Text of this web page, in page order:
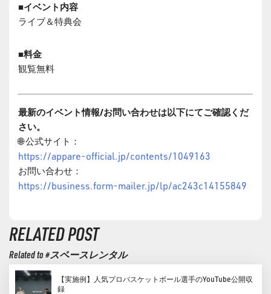
■イベント内容
ライブ＆特典会
■料金
観覧無料
最新のイベント情報/お問い合わせは以下にてご確認くだ
さい。
🌐 公式サイト：
https://appare-official.jp/contents/1049163
お問い合わせ：
https://business.form-mailer.jp/lp/ac243c14155849
RELATED POST
Related to #スペースレンタル
【実施例】人気プロバスケットボール選手のYouTube公開収
録